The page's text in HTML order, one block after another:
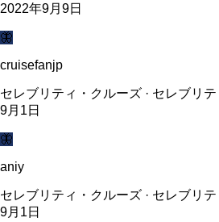
2022年9月9日
🦋
cruisefanjp
セレブリティ・クルーズ · セレブリ
9月1日
🦋
aniy
セレブリティ・クルーズ · セレブリ
9月1日